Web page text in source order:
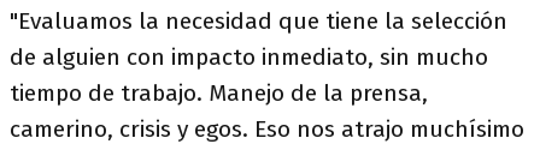
"Evaluamos la necesidad que tiene la selección
de alguien con impacto inmediato, sin mucho
tiempo de trabajo. Manejo de la prensa,
camerino, crisis y egos. Eso nos atrajo muchísimo